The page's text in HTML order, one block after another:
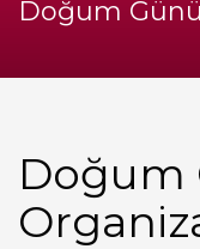
Doğum
Doğum